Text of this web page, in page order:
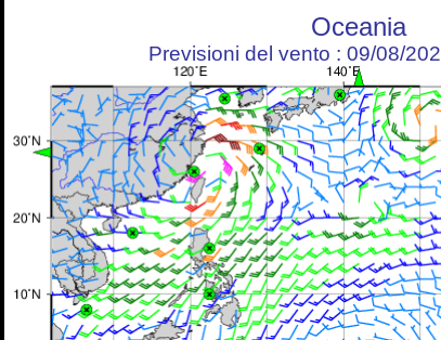
Oceania
Previsioni del vento : 09/08/